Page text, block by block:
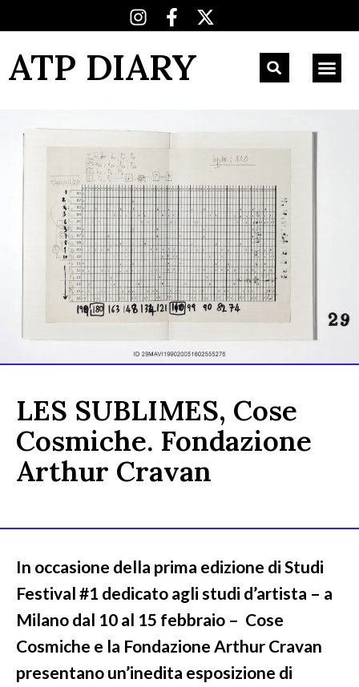
ATP DIARY
LES SUBLIMES, Cose
Cosmiche. Fondazione
Arthur Cravan
In occasione della prima edizione di Studi
Festival #1 dedicato agli studi d’artista – a
Milano dal 10 al 15 febbraio – Cose
Cosmiche e la Fondazione Arthur Cravan
presentano un’inedita esposizione di